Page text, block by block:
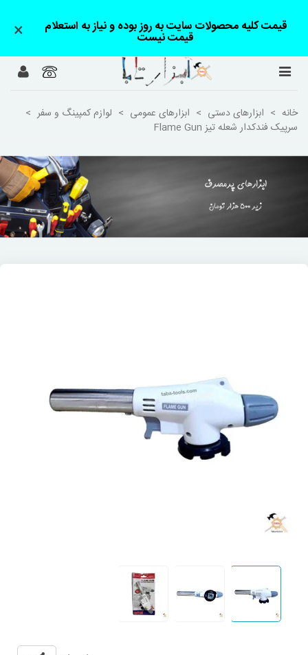
قیمت کلیه محصولات سایت به روز بوده و نیاز به استعلام
قیمت نیست ×
خانه > ابزارهای دستی > ابزارهای عمومی > لوازم کمپینگ و سفر >
سرپیک فندکدار شعله تیز Flame Gun